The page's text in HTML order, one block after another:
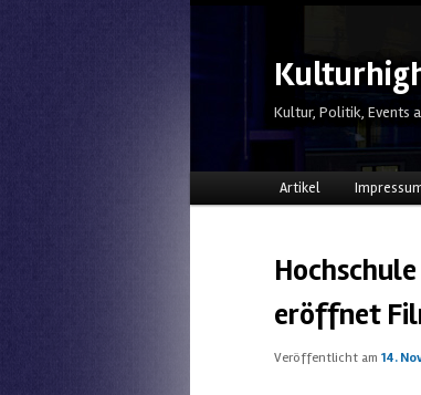
Kultur, Politik, Events
Zum Inhalt
Zum sekundären
Artikel
eröffnet
Veröffentlicht am 14.